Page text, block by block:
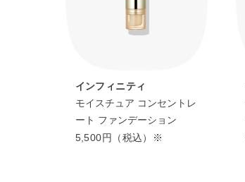
インフィニティ
モイスチュア コンセントレ
ート ファンデーション
5,500円（税込）※